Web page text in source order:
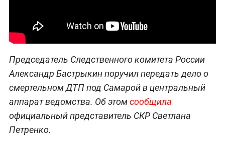
Председатель Следственного комитета России
Александр Бастрыкин поручил передать дело о
смертельном ДТП под Самарой в центральный
аппарат ведомства. Об этомсообщила
официальный представитель СКР Светлана
Петренко.